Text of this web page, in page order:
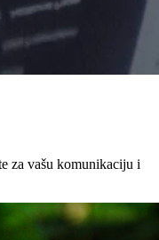
za vašu komunikaciju i